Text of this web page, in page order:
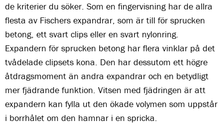
de kriterier du söker. Som en fingervisning har de allra
flesta av Fischers expandrar, som är till för sprucken
betong, ett svart clips eller en svart nylonring.
Expandern för sprucken betong har flera vinklar på det
tvådelade clipsets kona. Den har dessutom ett högre
åtdragsmoment än andra expandrar och en betydligt
mer fjädrande funktion. Vitsen med fjädringen är att
expandern kan fylla ut den ökade volymen som uppstår
i borrhålet om den hamnar i en spricka.